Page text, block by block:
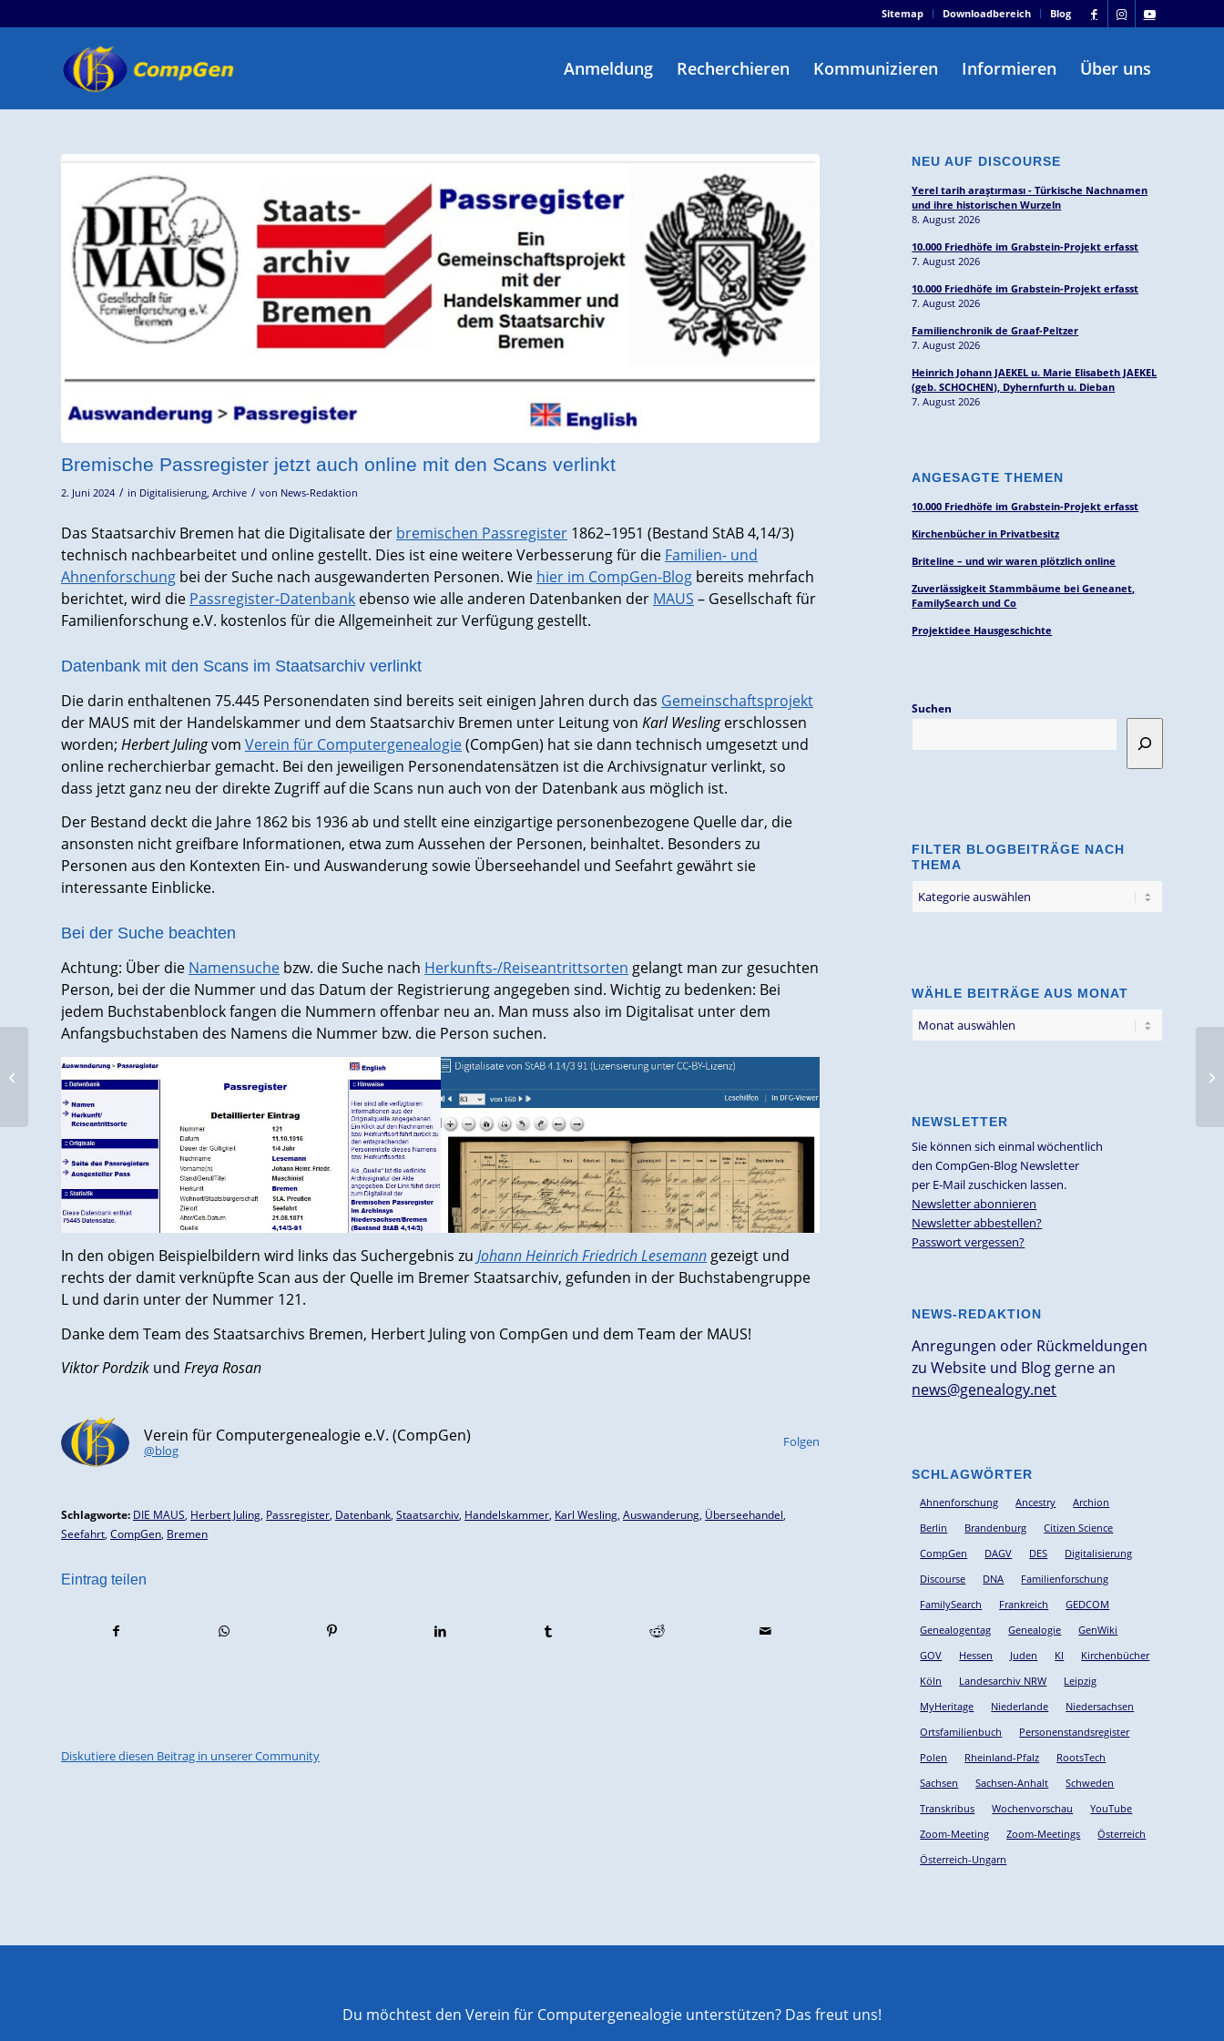
Sitemap Downloadbereich Blog
Anmeldung Recherchieren Kommunizieren Informieren Über uns
Bremische Passregister jetzt auch online mit den Scans verlinkt
2. Juni 2024 / in Digitalisierung Archive / von News-Redaktion
Das Staatsarchiv Bremen hat die Digitalisate der bremischen Passregister 1862–1951 (Bestand StAB 4,14/3)
technisch nachbearbeitet und online gestellt. Dies ist eine weitere Verbesserung für die Familien- und
Ahnenforschung bei der Suche nach ausgewanderten Personen. Wie hier im CompGen-Blog bereits mehrfach
berichtet, wird die Passregister-Datenbank ebenso wie alle anderen Datenbanken der MAUS – Gesellschaft für
Familienforschung e.V. kostenlos für die Allgemeinheit zur Verfügung gestellt.
Datenbank mit den Scans im Staatsarchiv verlinkt
Die darin enthaltenen 75.445 Personendaten sind bereits seit einigen Jahren durch das Gemeinschaftsprojekt
der MAUS mit der Handelskammer und dem Staatsarchiv Bremen unter Leitung von Karl Weslingerschlossen
worden; Herbert Julingvom Verein für Computergenealogie(CompGen) hat sie dann technisch umgesetzt und
online recherchierbar gemacht. Bei den jeweiligen Personendatensätzen ist die Archivsignatur verlinkt, so
dass jetzt ganz neu der direkte Zugriff auf die Scans nun auch von der Datenbank aus möglich ist.
Der Bestand deckt die Jahre 1862 bis 1936 ab und stellt eine einzigartige personenbezogene Quelle dar, die
ansonsten nicht greifbare Informationen, etwa zum Aussehen der Personen, beinhaltet. Besonders zu
Personen aus den Kontexten Ein- und Auswanderung sowie Überseehandel und Seefahrt gewährt sie
interessante Einblicke.
Bei der Suche beachten
Achtung: Über die Namensuche bzw. die Suche nach Herkunfts-/Reiseantrittsorten gelangt man zur gesuchten
Person, bei der die Nummer und das Datum der Registrierung angegeben sind. Wichtig zu bedenken: Bei
jedem Buchstabenblock fangen die Nummern offenbar neu an. Man muss also im Digitalisat unter dem
Anfangsbuchstaben des Namens die Nummer bzw. die Person suchen.
In den obigen Beispielbildern wird links das Suchergebnis zu Johann Heinrich Friedrich Lesemann gezeigt und
rechts der damit verknüpfte Scan aus der Quelle im Bremer Staatsarchiv, gefunden in der Buchstabengruppe
L und darin unter der Nummer 121.
Danke dem Team des Staatsarchivs Bremen, Herbert Juling von CompGen und dem Team der MAUS!
Viktor Pordzik und Freya Rosan
Verein für Computergenealogie e.V. (CompGen)
@blog
Folgen
Schlagworte: DIE MAUS, Herbert Juling, Passregister, Datenbank, Staatsarchiv, Handelskammer, Karl Wesling, Auswanderung, Überseehandel,
Seefahrt, CompGen, Bremen
Eintrag teilen
Diskutiere diesen Beitrag in unserer Community
NEU AUF DISCOURSE
Yerel tarih araştırması - Türkische Nachnamen
und ihre historischen Wurzeln
8. August 2026
10.000 Friedhöfe im Grabstein-Projekt erfasst
7. August 2026
10.000 Friedhöfe im Grabstein-Projekt erfasst
7. August 2026
Familienchronik de Graaf-Peltzer
7. August 2026
Heinrich Johann JAEKEL u. Marie Elisabeth JAEKEL
(geb. SCHOCHEN), Dyhernfurth u. Dieban
7. August 2026
ANGESAGTE THEMEN
10.000 Friedhöfe im Grabstein-Projekt erfasst
Kirchenbücher in Privatbesitz
Briteline – und wir waren plötzlich online
Zuverlässigkeit Stammbäume bei Geneanet,
FamilySearch und Co
Projektidee Hausgeschichte
Suchen
FILTER BLOGBEITRÄGE NACH
THEMA
Blogbeiträge
WÄHLE BEITRÄGE AUS MONAT
NEWSLETTER
Sie können sich einmal wöchentlich
den CompGen-Blog Newsletter
per E-Mail zuschicken lassen.
Newsletter abonnieren
Newsletter abbestellen?
Passwort vergessen?
NEWS-REDAKTION
Anregungen oder Rückmeldungen
zu Website und Blog gerne an
news@genealogy.net
SCHLAGWÖRTER
Ahnenforschung Ancestry
Archion
Berlin
Brandenburg
Citizen Science
CompGen
DAGV DES
Digitalisierung
Discourse
DNA
Familienforschung
FamilySearch
Frankreich
GEDCOM
Genealogentag
Genealogie
GenWiki
GOV
Hessen Juden KI
Kirchenbücher
Köln
Landesarchiv NRW
Leipzig
MyHeritage
Niederlande
Niedersachsen
Ortsfamilienbuch
Personenstandsregister
Polen
Rheinland-Pfalz
RootsTech
Sachsen
Sachsen-Anhalt
Schweden
Transkribus
Wochenvorschau
YouTube
Zoom-Meeting
Zoom-Meetings
Österreich
Österreich-Ungarn
Du möchtest den Verein für Computergenealogie unterstützen? Das freut uns!
Ungarischen
Nationalarchivs mit
FamilySearch